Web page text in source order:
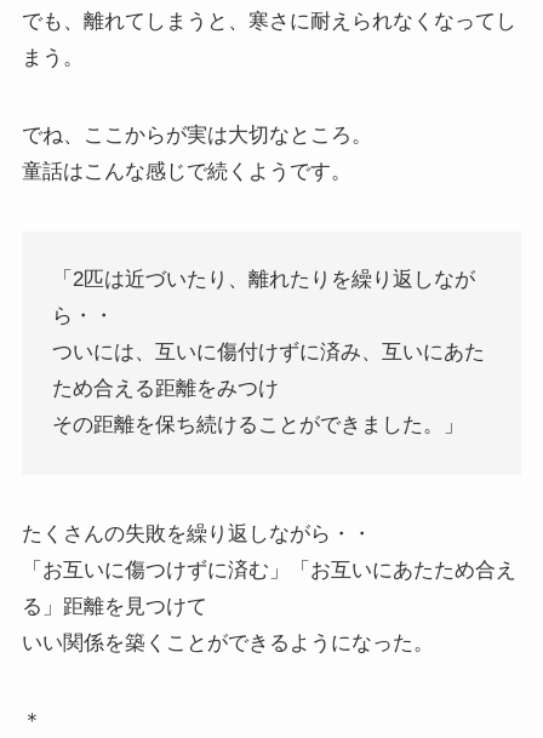
でも、離れてしまうと、寒さに耐えられなくなってし
まう。
でね、ここからが実は大切なところ。
童話はこんな感じで続くようです。
「2匹は近づいたり、離れたりを繰り返しなが
ら・・
ついには、互いに傷付けずに済み、互いにあた
ため合える距離をみつけ
その距離を保ち続けることができました。」
たくさんの失敗を繰り返しながら・・
「お互いに傷つけずに済む」「お互いにあたため合え
る」距離を見つけて
いい関係を築くことができるようになった。
＊